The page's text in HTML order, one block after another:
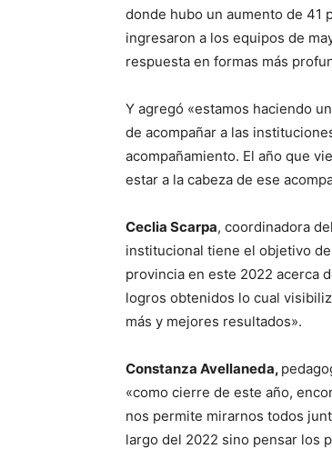
donde hubo un aumento de 41
ingresaron a los equipos de
respuesta en formas más
Y agregó «estamos haciendo
de acompañar a las
acompañamiento. El año que
estar a la cabeza de ese
Ceclia Scarpa, coordinadora
institucional tiene el objetivo
provincia en este 2022 acerca
logros obtenidos lo cual
más y mejores resultados».
Constanza Avellaneda,
«como cierre de este año,
nos permite mirarnos todos
largo del 2022 sino pensar los